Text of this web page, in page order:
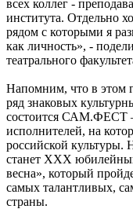
всех коллег -
института. Отдельно
рядом с которыми я
как личность», -
театрального
Напомним, что в этом
ряд знаковых
состоится САМ.ФЕСТ
исполнителей, на
российской культуры.
станет XXX
весна», который
самых талантливых,
страны.